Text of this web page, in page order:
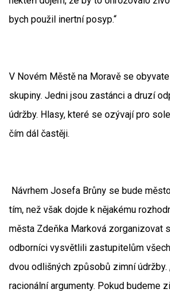
bych použil inertní posyp.“
V Novém Městě na Moravě se
skupiny. Jedni jsou zastánci a druzí
údržby. Hlasy, které se ozývají pro
čím dál častěji.
Návrhem Josefa Brůny se bude
tím, než však dojde k nějakému
města Zdeňka Marková zorganizovat
odborníci vysvětlili zastupitelům
dvou odlišných způsobů zimní údržby.
racionální argumenty. Pokud budeme